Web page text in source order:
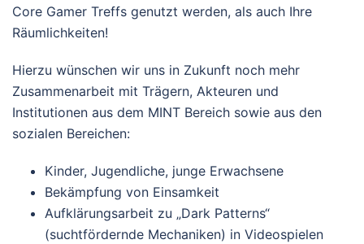
Core Gamer Treffs genutzt werden, als auch Ihre
Räumlichkeiten!
Hierzu wünschen wir uns in Zukunft noch mehr
Zusammenarbeit mit Trägern, Akteuren und
Institutionen aus dem MINT Bereich sowie aus den
sozialen Bereichen:
Kinder, Jugendliche, junge Erwachsene
Bekämpfung von Einsamkeit
Aufklärungsarbeit zu „Dark Patterns“
(suchtfördernde Mechaniken) in Videospielen